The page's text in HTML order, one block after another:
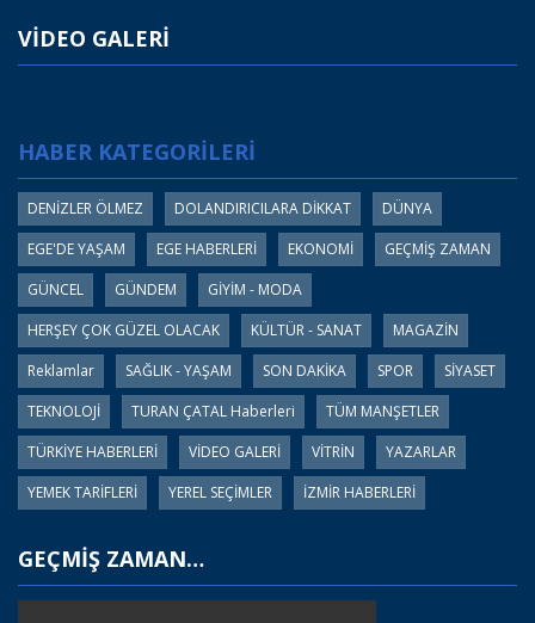
VİDEO GALERİ
HABER KATEGORİLERİ
DENİZLER ÖLMEZ DOLANDIRICILARA DİKKAT
DÜNYA
EGE'DE YAŞAM
EGE HABERLERİ EKONOMİ
GEÇMİŞ ZAMAN
GÜNCEL
GÜNDEM
GİYİM - MODA
HERŞEY ÇOK GÜZEL OLACAK
KÜLTÜR - SANAT
MAGAZİN
Reklamlar
SAĞLIK - YAŞAM SON DAKİKA SPOR
SİYASET
TEKNOLOJİ
TURAN ÇATAL Haberleri
TÜM MANŞETLER
TÜRKİYE HABERLERİ
VİDEO GALERİ VİTRİN
YAZARLAR
YEMEK TARİFLERİ
YEREL SEÇİMLER İZMİR HABERLERİ
GEÇMİŞ ZAMAN…